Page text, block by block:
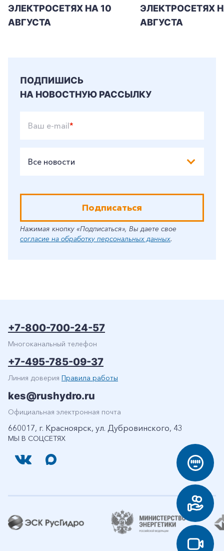
Заказать обратный звонок
Корпоративным клиентам
ЭЛЕКТРОСЕТЯХ НА 10
АВГУСТА
ЭЛЕКТРОСЕТЯХ
АВГУСТА
ПОДПИШИСЬ
НА НОВОСТНУЮ РАССЫЛКУ
Ваш e-mail*
Все новости
Подписаться
Нажимая кнопку «Подписаться», Вы даете свое
согласие на обработку персональных данных.
МЫ В СОЦСЕТЯХ
+7-800-700-24-57
Многоканальный телефон
+7-495-785-09-37
Линия доверия Правила работы
kes@rushydro.ru
Официальная электронная почта
660017, г. Красноярск, ул. Дубровинского, 43